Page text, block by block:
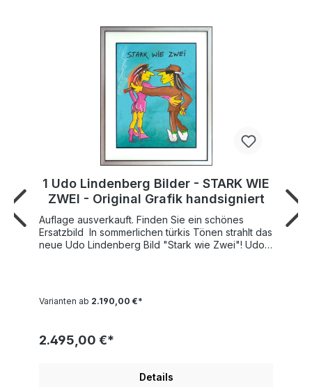
1 Udo Lindenberg Bilder - STARK WIE
ZWEI - Original Grafik handsigniert
Auflage ausverkauft. Finden Sie ein schönes
Ersatzbild In sommerlichen türkis Tönen strahlt das
neue Udo Lindenberg Bild "Stark wie Zwei"! Udo
Sonnenbrille darf auch Udo's typisch verschmitzes
dieses exklusive Kunstwerk auf dickes
Siebdruck gearbeitet. Durch den Siebdruck
kommen bei diesem Motiv die herrlich
Varianten ab 2.190,00 €*
2.495,00 €*
Details